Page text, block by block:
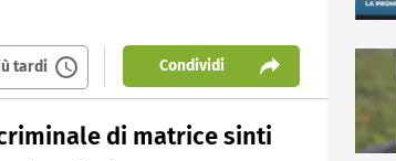
tardi Condividi
di matrice sinti